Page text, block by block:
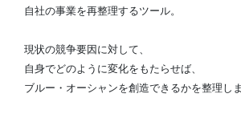
自社の事業を再整理するツール。
現状の競争要因に対して、
自身でどのように変化をもたらせば、
ブルー・オーシャンを創造できるかを整理しま